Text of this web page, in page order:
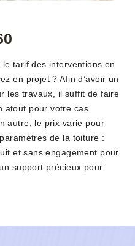
tarif des interventions en
en projet ? Afin d’avoir un
les travaux, il suffit de faire
atout pour votre cas.
autre, le prix varie pour
de la toiture :
et sans engagement pour
support précieux pour